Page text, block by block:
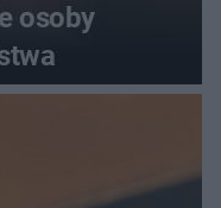
osoby